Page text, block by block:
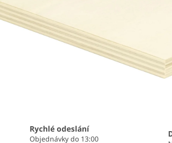
Rychlé odeslání
Objednávky do 13:00